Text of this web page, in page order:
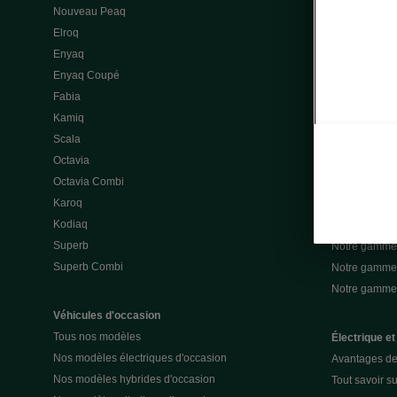
Nouveau Peaq
Elroq
Enyaq
Enyaq Coupé
Fabia
Kamiq
Scala
Octavia
Octavia Combi
Karoq
Kodiaq
Superb
Superb Combi
Véhicules d'occasion
Tous nos modèles
Nos modèles électriques d'occasion
Nos modèles hybrides d'occasion
Offres
Location
Découvrir
Nos offres
Nos offres
Notre
Notre
Notre
Notre
Notre
Notre
Électrique
Avantages
Tout savoir